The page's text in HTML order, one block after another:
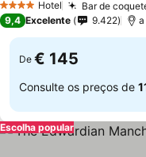
4 EstrelasHotel Bar de
9,4 Excelente 9.422
De € 145
Consulte os preços de
Escolha popular